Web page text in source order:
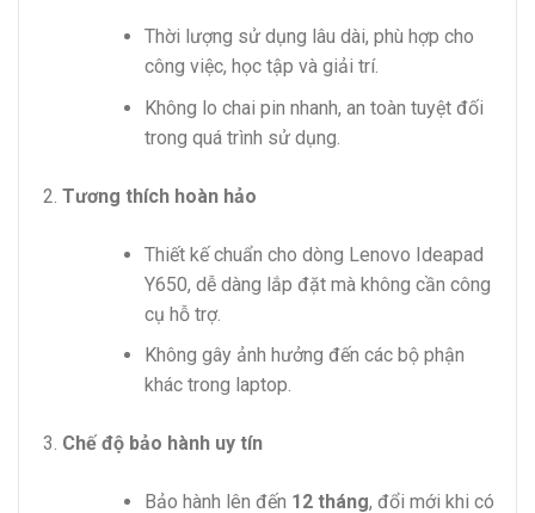
Thời lượng sử dụng lâu dài, phù hợp cho
công việc, học tập và giải trí.
Không lo chai pin nhanh, an toàn tuyệt đối
trong quá trình sử dụng.
Tương thích hoàn hảo
Thiết kế chuẩn cho dòng Lenovo Ideapad
Y650, dễ dàng lắp đặt mà không cần công
cụ hỗ trợ.
Không gây ảnh hưởng đến các bộ phận
khác trong laptop.
Chế độ bảo hành uy tín
Bảo hành lên đến 12 tháng, đổi mới khi có